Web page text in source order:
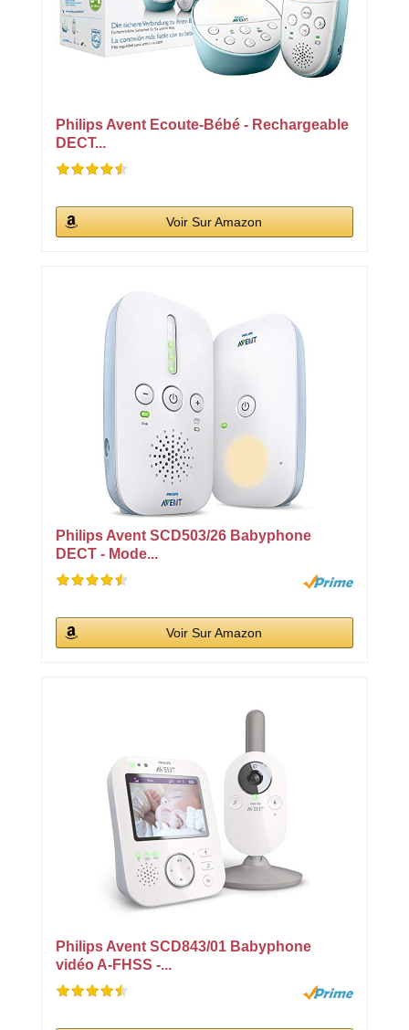
Philips Avent Ecoute-Bébé - Rechargeable
DECT...
Voir Sur Amazon
Philips Avent SCD503/26 Babyphone
DECT - Mode...
Voir Sur Amazon
Philips Avent SCD843/01 Babyphone
vidéo A-FHSS -...